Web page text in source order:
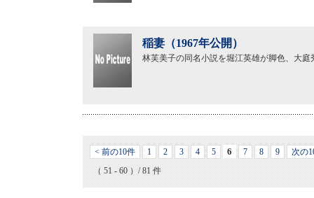
稲妻（1967年公開）
林芙美子の同名小説を堀江英雄が脚色、大
< 前の10件 1 2 3 4 5 6 7 8 9
次の
（ 51 - 60 ）/ 81 件